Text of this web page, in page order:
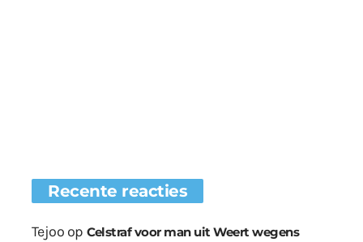
Recente reacties
Tejoo op Celstraf voor man uit Weert wegens